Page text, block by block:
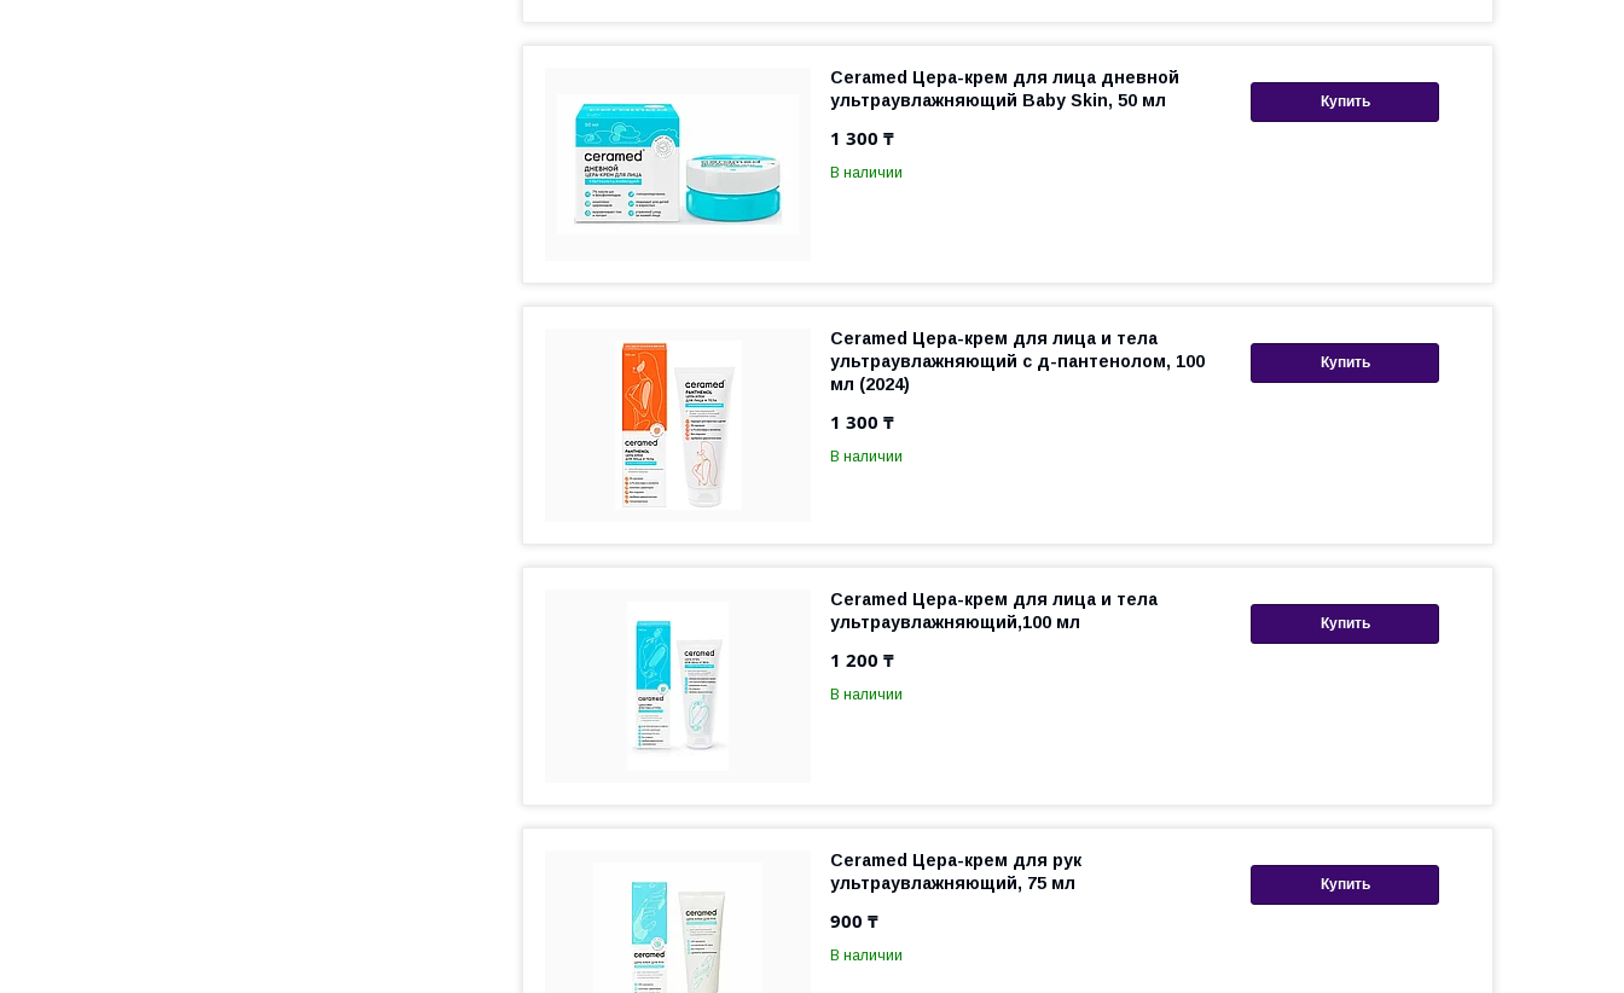
Купить
Ceramed Цера-крем для лица дневной
ультраувлажняющий Baby Skin, 50 мл
1 300 ₸
В наличии
Купить
Ceramed Цера-крем для лица и тела
ультраувлажняющий с д-пантенолом, 100
мл (2024)
1 300 ₸
В наличии
Купить
Ceramed Цера-крем для лица и тела
ультраувлажняющий,100 мл
1 200 ₸
В наличии
Купить
Ceramed Цера-крем для рук
ультраувлажняющий, 75 мл
900 ₸
В наличии